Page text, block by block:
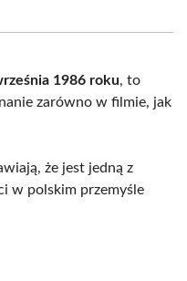
1986 roku, to
zarówno w filmie, jak
że jest jedną z
w polskim przemyśle